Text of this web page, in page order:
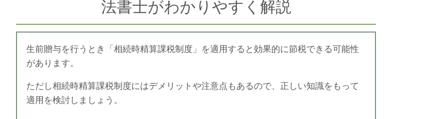
法書士がわかりやすく解説
生前贈与を行うとき「相続時精算課税制度」を適用すると効果的に節税できる可能性
があります。
ただし相続時精算課税制度にはデメリットや注意点もあるので、正しい知識をもって
適用を検討しましょう。